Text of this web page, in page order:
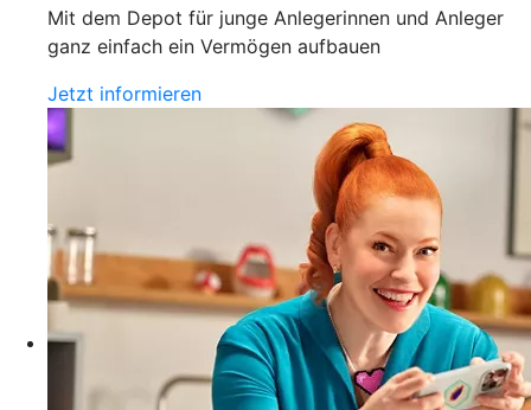
Mit dem Depot für junge Anlegerinnen und Anleger
ganz einfach ein Vermögen aufbauen
Jetzt informieren